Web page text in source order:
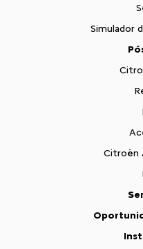
Simulador
Citroën